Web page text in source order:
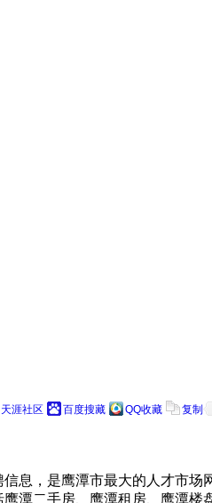
天涯社区 百度搜藏 QQ收藏 复制
息，是鹰潭市最大的人才市场
潭二手房、鹰潭租房、鹰潭楼